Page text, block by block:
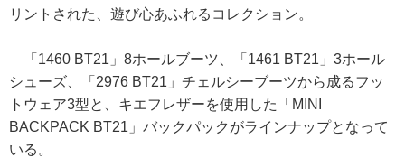
リントされた、遊び心あふれるコレクション。
「1460 BT21」8ホールブーツ、「1461 BT21」3ホール
シューズ、「2976 BT21」チェルシーブーツから成るフッ
トウェア3型と、キエフレザーを使用した「MINI
BACKPACK BT21」バックパックがラインナップとなって
いる。